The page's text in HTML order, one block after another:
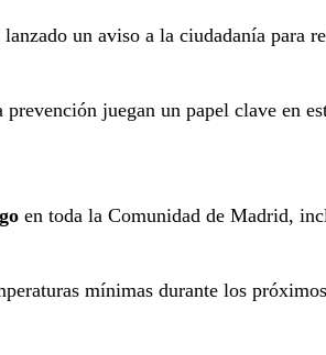
un aviso a la ciudadanía para
juegan un papel clave en
en toda la Comunidad de Madrid,
mínimas durante los